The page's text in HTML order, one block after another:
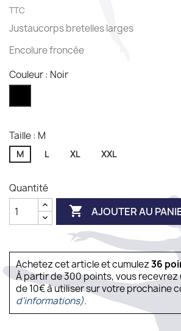
TTC
Justaucorps bretelles larges
Encolure froncée
Couleur : Noir
Taille : M
M L XL XXL
Quantité
 AJOUTER AU
Achetez cet article et cumulez36
À partir de 300 points, vous recevrez
de 10€ à utiliser sur votre prochaine
d'informations).